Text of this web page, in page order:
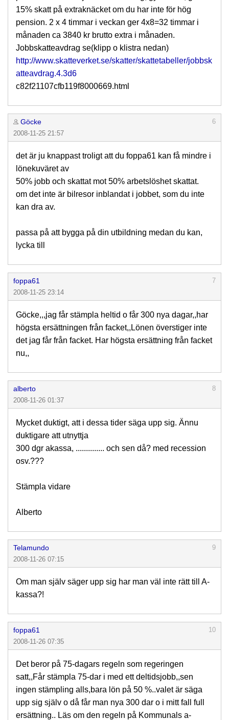
15% skatt på extraknäcket om du har inte för hög
pension. 2 x 4 timmar i veckan ger 4x8=32 timmar i
månaden ca 3840 kr brutto extra i månaden.
Jobbskatteavdrag se(klipp o klistra nedan)
http://www.skatteverket.se/skatter/skattetabeller/jobbsk
atteavdrag.4.3d6
c82f21107cfb119f8000669.html
Göcke
6
2008-11-25 21:57
det är ju knappast troligt att du foppa61 kan få mindre i
lönekuväret av
50% jobb och skattat mot 50% arbetslöshet skattat.
om det inte är bilresor inblandat i jobbet, som du inte
kan dra av.
passa på att bygga på din utbildning medan du kan,
lycka till
foppa61
7
2008-11-25 23:14
Göcke,,,jag får stämpla heltid o får 300 nya dagar,,har
högsta ersättningen från facket,,Lönen överstiger inte
det jag får från facket. Har högsta ersättning från facket
nu,,
alberto
8
2008-11-26 01:37
Mycket duktigt, att i dessa tider säga upp sig. Ännu
duktigare att utnyttja
300 dgr akassa, .............. och sen då? med recession
osv.???
Stämpla vidare
Alberto
Telamundo
9
2008-11-26 07:15
Om man själv säger upp sig har man väl inte rätt till A-
kassa?!
foppa61
10
2008-11-26 07:35
Det beror på 75-dagars regeln som regeringen
satt,,Får stämpla 75-dar i med ett deltidsjobb,,sen
ingen stämpling alls,bara lön på 50 %..valet är säga
upp sig själv o då får man nya 300 dar o i mitt fall full
ersättning.. Läs om den regeln på Kommunals a-